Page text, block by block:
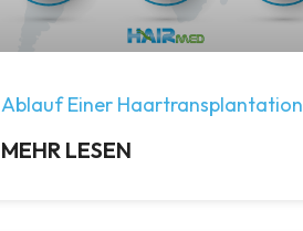
Ablauf Einer Haartransplantation
MEHR LESEN